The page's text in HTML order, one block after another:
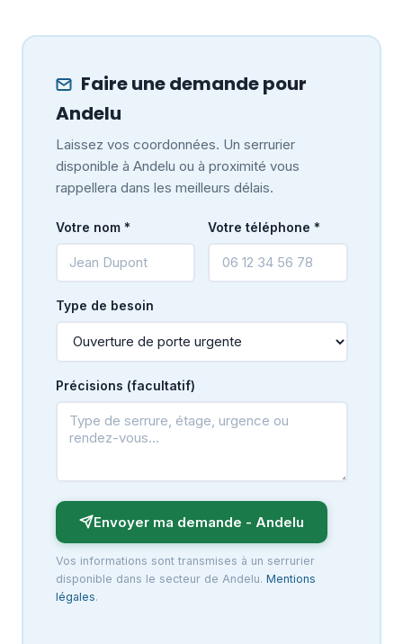
Faire une demande pour
Andelu
Laissez vos coordonnées. Un serrurier
disponible à Andelu ou à proximité vous
rappellera dans les meilleurs délais.
Votre nom * Votre téléphone *
Type de besoin
Précisions (facultatif)
Envoyer ma demande - Andelu
Vos informations sont transmises à un serrurier
disponible dans le secteur de Andelu. Mentions
légales.